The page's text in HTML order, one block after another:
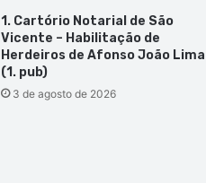
1. Cartório Notarial de São
Vicente – Habilitação de
Herdeiros de Afonso João Lima
(1. pub)
3 de agosto de 2026